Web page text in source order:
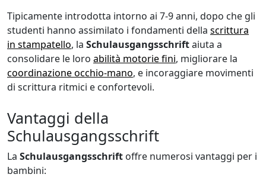
Tipicamente introdotta intorno ai 7-9 anni, dopo che gli
studenti hanno assimilato i fondamenti della scrittura
in stampatello, la Schulausgangsschriftaiuta a
consolidare le loro abilità motorie fini, migliorare la
coordinazione occhio-mano, e incoraggiare movimenti
di scrittura ritmici e confortevoli.
Vantaggi della
Schulausgangsschrift
La Schulausgangsschrift offre numerosi vantaggi per i
bambini: